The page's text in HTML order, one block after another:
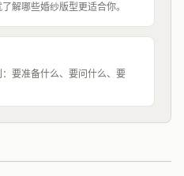
解哪些婚纱版型更适合你。
要准备什么、要问什么、要